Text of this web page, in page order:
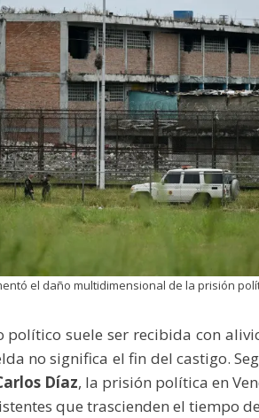
el daño multidimensional de la prisión
político suele ser recibida con
no significa el fin del castigo.
Díaz, la prisión política en
que trascienden el tiempo